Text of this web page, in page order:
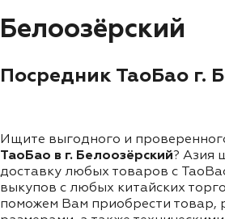
Белоозёрский
Посредник ТаоБао г.
Ищите выгодного и
ТаоБао в г. Белоозёрский? Азия
доставку любых товаров с
выкупов с любых китайских
поможем Вам приобрести товар,